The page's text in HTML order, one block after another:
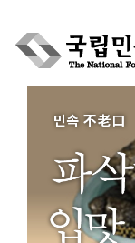
Skip
content
박물관에서는
민속이야기